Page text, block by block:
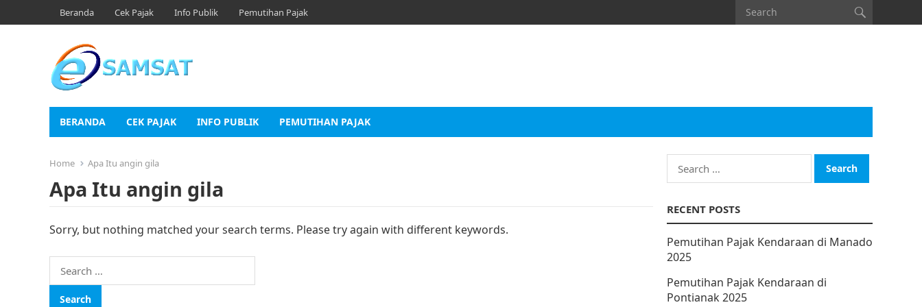
Beranda Cek Pajak Info Publik Pemutihan Pajak
BERANDA CEK PAJAK INFO PUBLIK PEMUTIHAN PAJAK
Home Apa Itu angin gila
Apa Itu angin gila
Sorry, but nothing matched your search terms. Please try again with different keywords.
Search
for:
Search
for:
RECENT POSTS
Pemutihan Pajak Kendaraan di Manado
2025
Pemutihan Pajak Kendaraan di
Pontianak 2025